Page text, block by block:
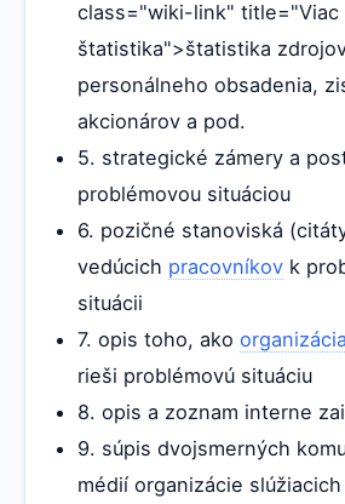
class="wiki-link" title="Viac
štatistika">štatistika
personálneho obsadenia,
akcionárov a pod.
5. strategické zámery a
problémovou situáciou
6. pozičné stanoviská
vedúcich pracovníkovk
situácii
7. opis toho, ako organizácia
rieši problémovú situáciu
8. opis a zoznam interne
9. súpis dvojsmerných
médií organizácie